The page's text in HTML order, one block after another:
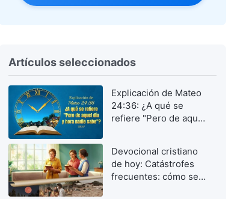
Artículos seleccionados
Explicación de Mateo
24:36: ¿A qué se
refiere "Pero de aquel
Devocional cristiano
de hoy: Catástrofes
frecuentes: cómo ser